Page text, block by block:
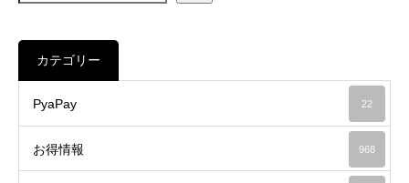
カテゴリー
PyaPay 22
お得情報 968